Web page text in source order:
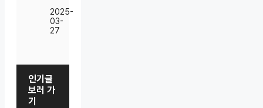
2025-
03-
27
인기글
보러 가
기